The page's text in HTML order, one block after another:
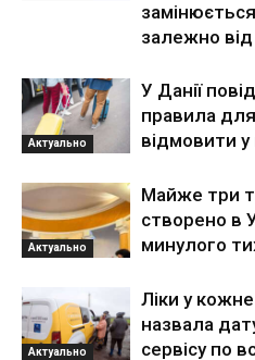
залежно від
Актуально
У Данії
правила
відмовити у
Актуально
Майже три
створено в
минулого
Актуально
Ліки у
назвала
сервісу по